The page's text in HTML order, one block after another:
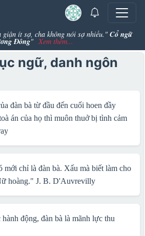
giận ít sợ, cha không nói sợ nhiều." Cổ ngữ
Đông" Xem thêm...
ngữ, danh ngôn
đàn bà từ đầu đến cuối hoen đầy
án của họ thì muôn thuở bị tình cảm
mới chỉ là đàn bà. Xấu mà biết làm cho
hoàng." J. B. D'Auvrevilly
động, đàn bà là mãnh lực thu